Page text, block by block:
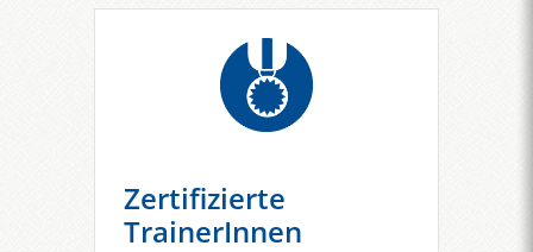
Zertifizierte
TrainerInnen